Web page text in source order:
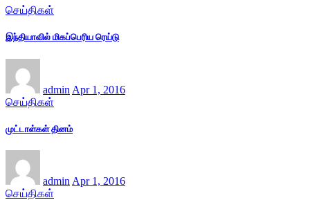
செய்திகள்
இந்தியாவில் மிகப்பெரிய ரெய்டு
admin Apr 1, 2016
செய்திகள்
முட்டாள்கள் தினம்
admin Apr 1, 2016
செய்திகள்